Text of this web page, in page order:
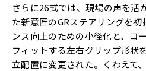
さらに26式では、現場の声を活
た新意匠のGRステアリングを
ンス向上のための小径化と、コ
フィットする左右グリップ形状
立配置に変更された。くわえて